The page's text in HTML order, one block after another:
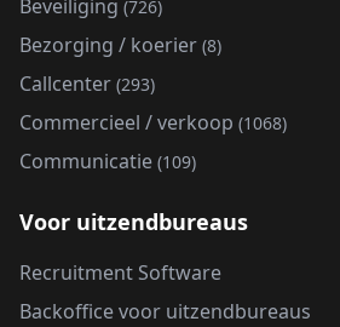
Beveiliging (726)
Bezorging / koerier (8)
Callcenter (293)
Commercieel / verkoop (1068)
Communicatie (109)
Voor uitzendbureaus
Recruitment Software
Backoffice voor uitzendbureaus